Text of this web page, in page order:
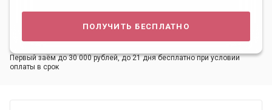
получить бесплатно
Первый заём до 30 000 рублей, до 21 дня бесплатно при условии
оплаты в срок